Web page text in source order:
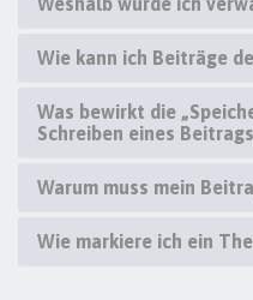
Wie kann ich Beiträge
Was bewirkt die
Schreiben eines
Warum muss mein
Wie markiere ich ein